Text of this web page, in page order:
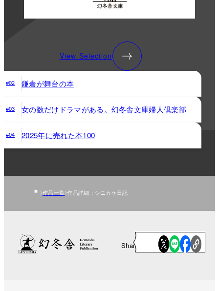
View Selection
#02 鎌倉が舞台の本
#03 女の数だけドラマがある。幻冬舎文庫婦人倶楽部
#04 2025年に売れた本100
作品一覧 作品詳細：シニカケ日記
Share